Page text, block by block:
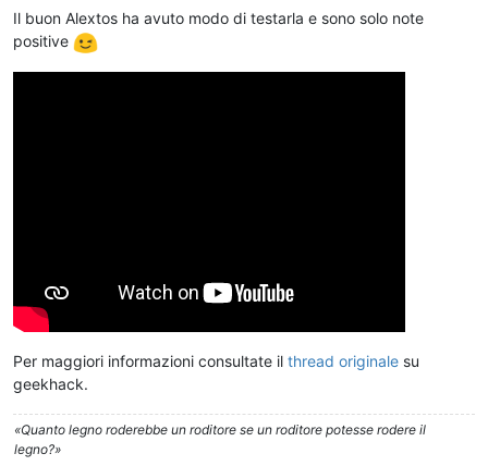
Il buon Alextos ha avuto modo di testarla e sono solo note
positive
Per maggiori informazioni consultate il thread originale su
geekhack.
«Quanto legno roderebbe un roditore se un roditore potesse rodere il
legno?»